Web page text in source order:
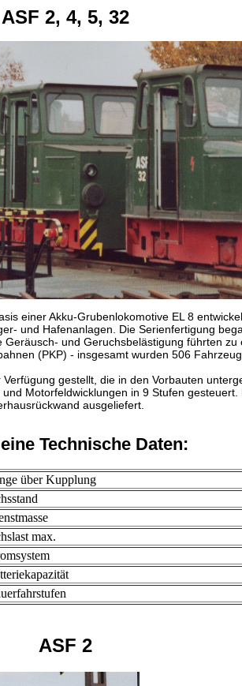
ASF 2, 4, 5, 32
einer Akku-Grubenlokomotive EL 8
und Hafenanlagen. Die Serienfertigung
und Geruchsbelästigung führten
(PKP) - insgesamt wurden 506
gestellt, die in den Vorbauten
Motorfeldwicklungen in 9 Stufen
ausgeliefert.
Technische Daten:
über Kupplung
max.
ASF 2